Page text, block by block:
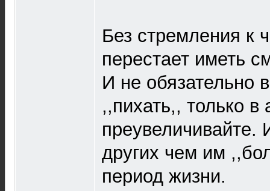
Без стремления к
перестает иметь
И не обязательно
,,пихать,, только в
преувеличивайте.
других чем им
период жизни.